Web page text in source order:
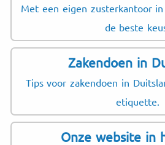
Met een eigen zusterkantoor
de beste
Zakendoen in
Tips voor zakendoen in
etiquette.
Onze website in